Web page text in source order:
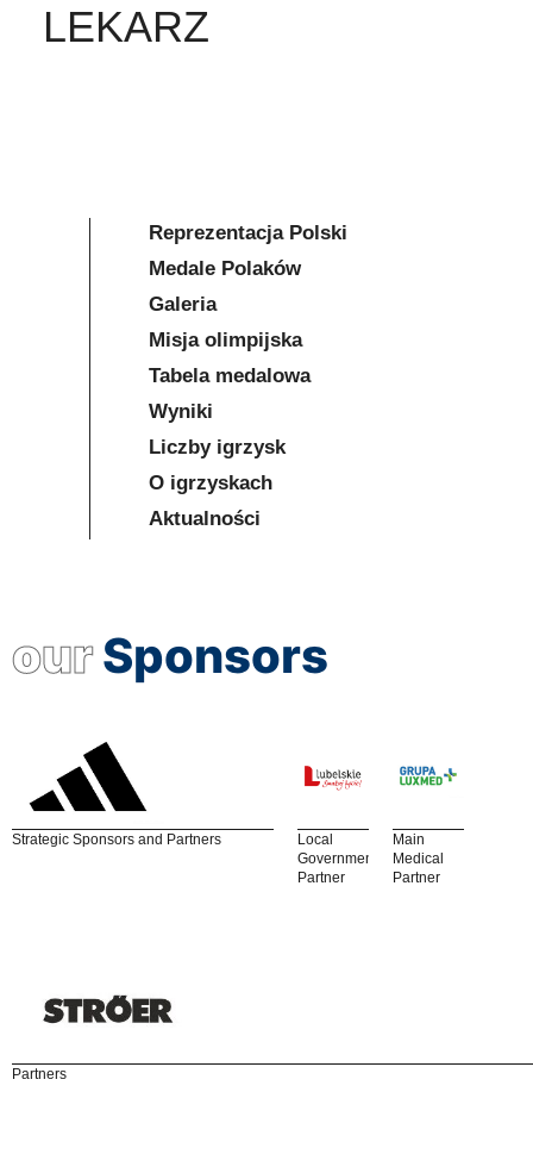
LEKARZ
Reprezentacja Polski
Medale Polaków
Galeria
Misja olimpijska
Tabela medalowa
Wyniki
Liczby igrzysk
O igrzyskach
Aktualności
ourSponsors
Strategic Sponsors and Partners
Local
Government
Partner
Main
Medical
Partner
Partners